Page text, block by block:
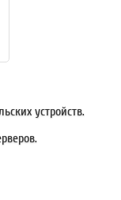
устройств.